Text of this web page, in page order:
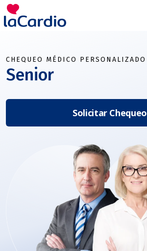
CHEQUEO MÉDICO PERSONALIZADO
Senior
Solicitar Chequeo